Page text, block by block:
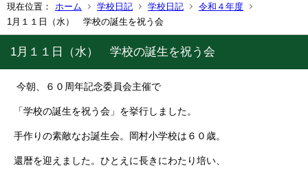
現在位置： ホーム 学校日記 学校日記
令和４年度
1月１１日（水） 学校の誕生を祝う会
1月１１日（水） 学校の誕生を祝う会
今朝、６０周年記念委員会主催で
「学校の誕生を祝う会」を挙行しました。
手作りの素敵なお誕生会。岡村小学校は６０歳。
還暦を迎えました。ひとえに長きにわたり培い、